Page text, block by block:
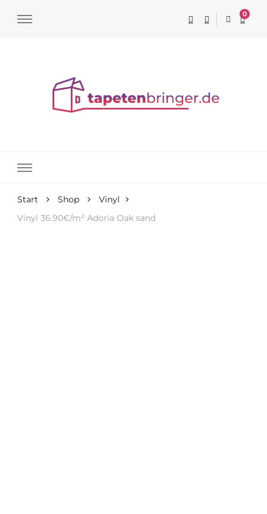
0
Start Shop
Vinyl
Vinyl 36.90€/m² Adoria Oak sand